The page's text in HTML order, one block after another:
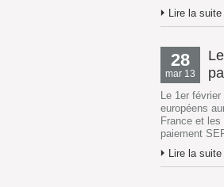
Lire la suite
28
mar 13
Le 1er
européens
France et
paiement
Lire la suite